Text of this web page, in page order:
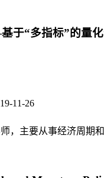
于“多指标”的量
11-26
，主要从事经济周期和